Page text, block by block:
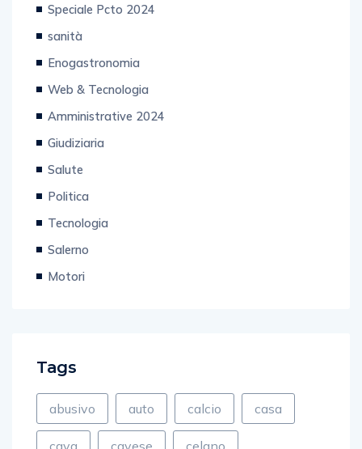
Speciale Pcto 2024
sanità
Enogastronomia
Web & Tecnologia
Amministrative 2024
Giudiziaria
Salute
Politica
Tecnologia
Salerno
Motori
Tags
abusivo auto calcio casa